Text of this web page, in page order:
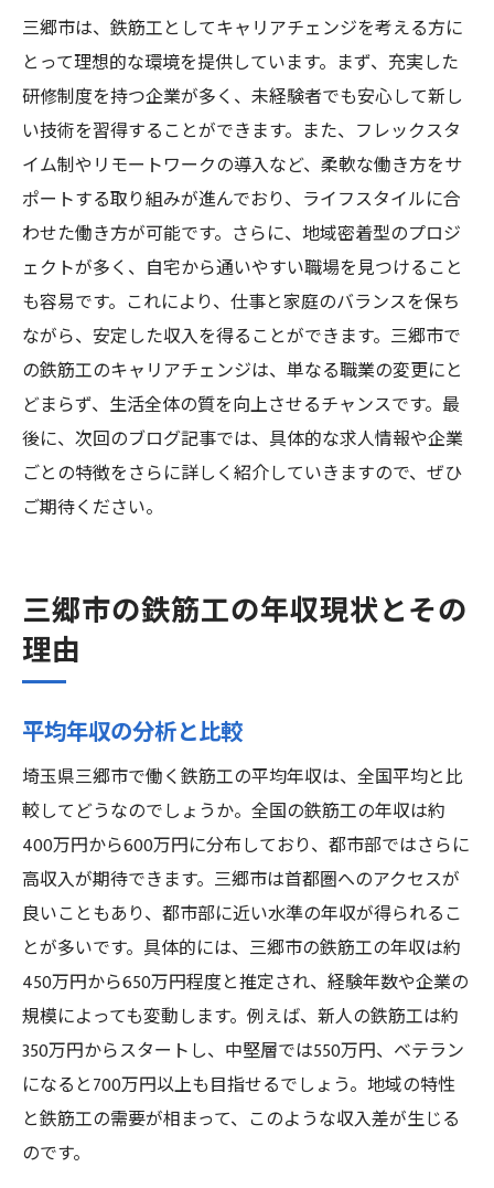
三郷市は、鉄筋工としてキャリアチェンジを考える方に
とって理想的な環境を提供しています。まず、充実した
研修制度を持つ企業が多く、未経験者でも安心して新し
い技術を習得することができます。また、フレックスタ
イム制やリモートワークの導入など、柔軟な働き方をサ
ポートする取り組みが進んでおり、ライフスタイルに合
わせた働き方が可能です。さらに、地域密着型のプロジ
ェクトが多く、自宅から通いやすい職場を見つけること
も容易です。これにより、仕事と家庭のバランスを保ち
ながら、安定した収入を得ることができます。三郷市で
の鉄筋工のキャリアチェンジは、単なる職業の変更にと
どまらず、生活全体の質を向上させるチャンスです。最
後に、次回のブログ記事では、具体的な求人情報や企業
ごとの特徴をさらに詳しく紹介していきますので、ぜひ
ご期待ください。
三郷市の鉄筋工の年収現状とその
理由
平均年収の分析と比較
埼玉県三郷市で働く鉄筋工の平均年収は、全国平均と比
較してどうなのでしょうか。全国の鉄筋工の年収は約
400万円から600万円に分布しており、都市部ではさらに
高収入が期待できます。三郷市は首都圏へのアクセスが
良いこともあり、都市部に近い水準の年収が得られるこ
とが多いです。具体的には、三郷市の鉄筋工の年収は約
450万円から650万円程度と推定され、経験年数や企業の
規模によっても変動します。例えば、新人の鉄筋工は約
350万円からスタートし、中堅層では550万円、ベテラン
になると700万円以上も目指せるでしょう。地域の特性
と鉄筋工の需要が相まって、このような収入差が生じる
のです。